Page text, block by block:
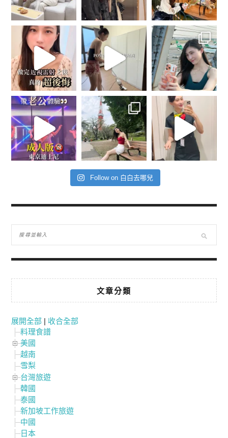
Follow on 白白去哪兒
文章分類
展開全部 | 收合全部
料理食譜
美國
越南
雪梨
台灣旅遊
韓國
泰國
新加坡工作旅遊
中國
日本